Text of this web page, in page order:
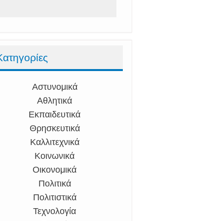
Αστυνομικά
Αθλητικά
Εκπαιδευτικά
Θρησκευτικά
Καλλιτεχνικά
Κοινωνικά
Οικονομικά
Πολιτικά
Πολιτιστικά
Τεχνολογία